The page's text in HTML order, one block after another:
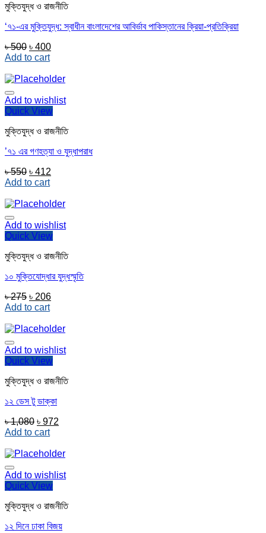
মুক্তিযুদ্ধ ও রাজনীতি
‘৭১-এর মুক্তিযুদ্ধ: স্বাধীন বাংলাদেশের আবির্ভাব পাকিস্তানের ক্রিয়া-প্রতিক্রিয়া
৳500 Original
price
৳ 500.
৳ 400Current
৳ 400.
Add to cart
Add to wishlist
Quick View
মুক্তিযুদ্ধ ও রাজনীতি
’৭১ এর গণহত্যা ও যুদ্ধাপরাধ
৳550 Original
price
৳ 550.
৳ 412
৳ 412.
Add to cart
Add to wishlist
Quick View
মুক্তিযুদ্ধ ও রাজনীতি
১০ মুক্তিযোদ্ধার যুদ্ধস্মৃতি
৳275 Original
price
৳ 275.
৳ 206Current
৳ 206.
Add to cart
Add to wishlist
Quick View
মুক্তিযুদ্ধ ও রাজনীতি
১২ ডেস টু ডাক্কা
৳1,080 Original
price
৳ 1,080.
৳ 972
৳ 972.
Add to cart
Add to wishlist
Quick View
মুক্তিযুদ্ধ ও রাজনীতি
১২ দিনে ঢাকা বিজয়